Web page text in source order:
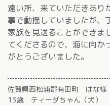
遠い所、来ていただきあり
事で動揺していましたが、
家族を見送ることができま
てくださるので、海に向か
がとうございました。
佐賀県西松浦郡有田町 はな様
13歳 ティーダちゃん（犬）